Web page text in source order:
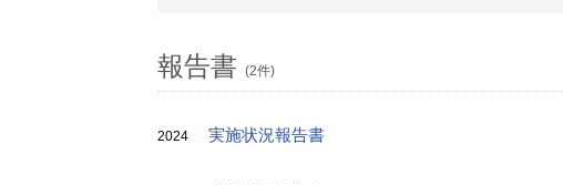
報告書 (2件)
2024 実施状況報告書